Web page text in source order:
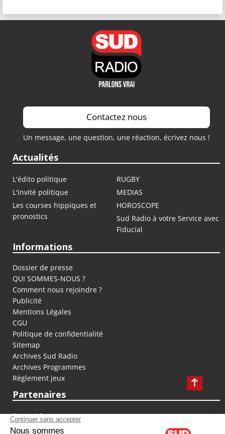
Contactez nous
Un message, une question, une réaction, écrivez nous !
Actualités
L'édito politique
RUGBY
L'invité politique
MEDIAS
Les courses hippiques et
pronostics
HOROSCOPE
Sud Radio à votre Service avec
Fiducial
Informations
Dossier de presse
QUI SOMMES-NOUS ?
Comment nous rejoindre ?
Publicité
Mentions Légales
CGU
Politique de confidentialité
Sitemap
Archives Sud Radio
Archives Programmes
Règlement jeux
Partenaires
fiducial.fr
lyoncapitale.fr